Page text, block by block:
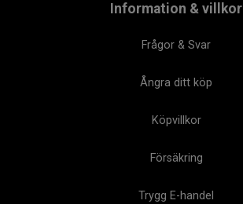
Information & villkor
Frågor & Svar
Ångra ditt köp
Köpvillkor
Försäkring
Trygg E-handel